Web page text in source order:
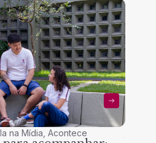
na Mídia ,Acontece